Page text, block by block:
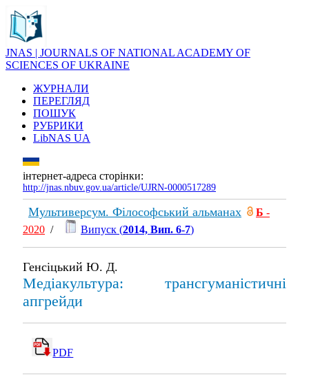
JNAS | JOURNALS OF NATIONAL ACADEMY OF
SCIENCES OF UKRAINE
ЖУРНАЛИ
ПЕРЕГЛЯД
ПОШУК
РУБРИКИ
LibNAS UA
інтернет-адреса сторінки:
http://jnas.nbuv.gov.ua/article/UJRN-0000517289
Мультиверсум. Філософський альманах Б -
2020 / Випуск (2014, Вип. 6-7)
Генсіцький Ю. Д.
Медіакультура: трансгуманістичні
апгрейди
PDF